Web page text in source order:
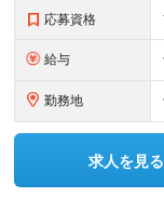
応募資格
給与
勤務地
求人を見る